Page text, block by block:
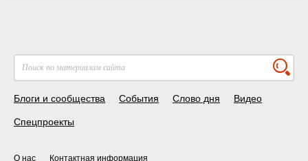
Блоги и сообщества События Слово дня Видео
Спецпроекты
О нас Контактная информация